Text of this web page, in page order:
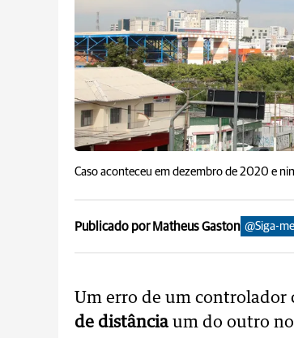
Caso aconteceu em dezembro de 2020 e
Publicado por Matheus Gaston @Siga-me
Um erro de um controlador
de distânciaum do outro no